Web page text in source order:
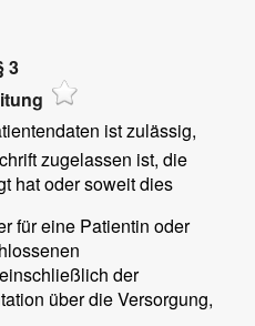
3
ist zulässig,
zugelassen ist, die
hat oder soweit dies
für eine Patientin oder
der
über die Versorgung,